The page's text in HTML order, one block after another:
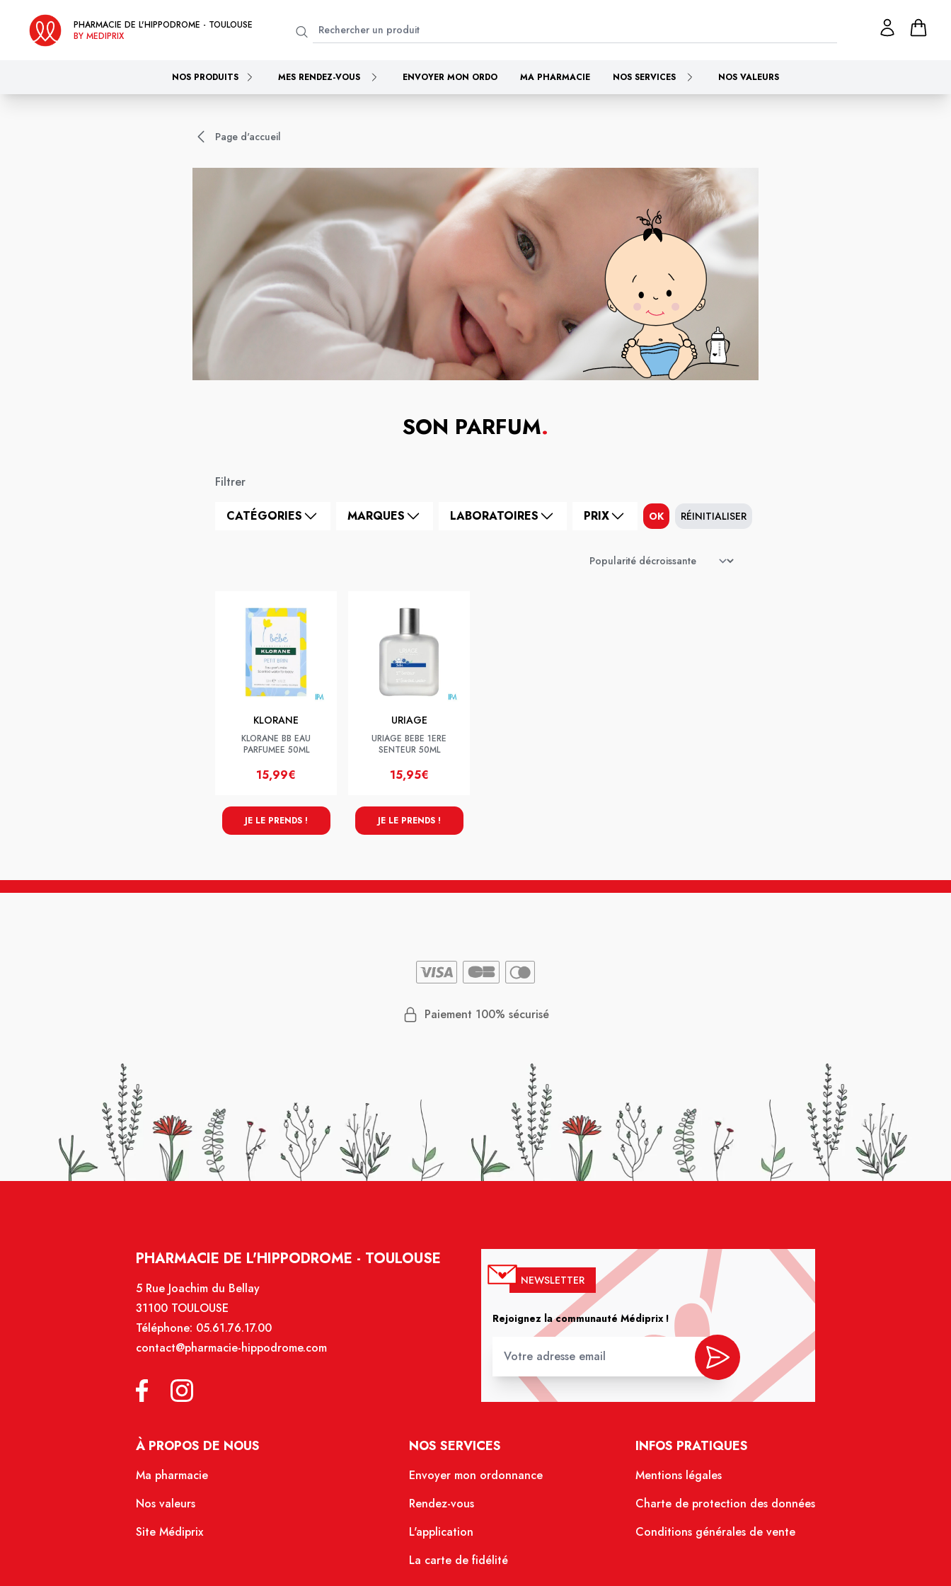
PHARMACIE DE L'HIPPODROME - TOULOUSE
BY MEDIPRIX
NOS PRODUITS MES RENDEZ-VOUS ENVOYER MON ORDO MA PHARMACIE NOS SERVICES NOS VALEURS
Page d'accueil
SON PARFUM.
Filtrer
CATÉGORIES MARQUES LABORATOIRES PRIX OK RÉINITIALISER
KLORANE
KLORANE BB EAU
PARFUMEE 50ML
15,99€
JE LE PRENDS !
URIAGE
URIAGE BEBE 1ERE
SENTEUR 50ML
15,95€
JE LE PRENDS !
Paiement 100% sécurisé
PHARMACIE DE L'HIPPODROME - TOULOUSE
5 Rue Joachim du Bellay
31100 TOULOUSE
Téléphone: 05.61.76.17.00
contact@pharmacie-hippodrome.com
NEWSLETTER
Rejoignez la communauté Médiprix !
À PROPOS DE NOUS
Ma pharmacie
Nos valeurs
Site Médiprix
NOS SERVICES
Envoyer mon ordonnance
Rendez-vous
L'application
La carte de fidélité
INFOS PRATIQUES
Mentions légales
Charte de protection des données
Conditions générales de vente